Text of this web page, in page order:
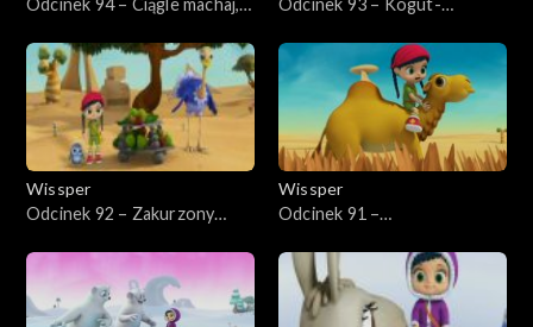
Wissper
Odcinek 92 – Zakurzony
Wissper
Odcinek 91 –